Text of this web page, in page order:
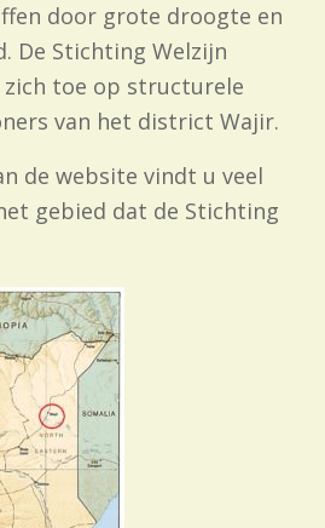
door grote droogte en
De Stichting Welzijn
zich toe op structurele
van het district Wajir.
de website vindt u veel
gebied dat de Stichting